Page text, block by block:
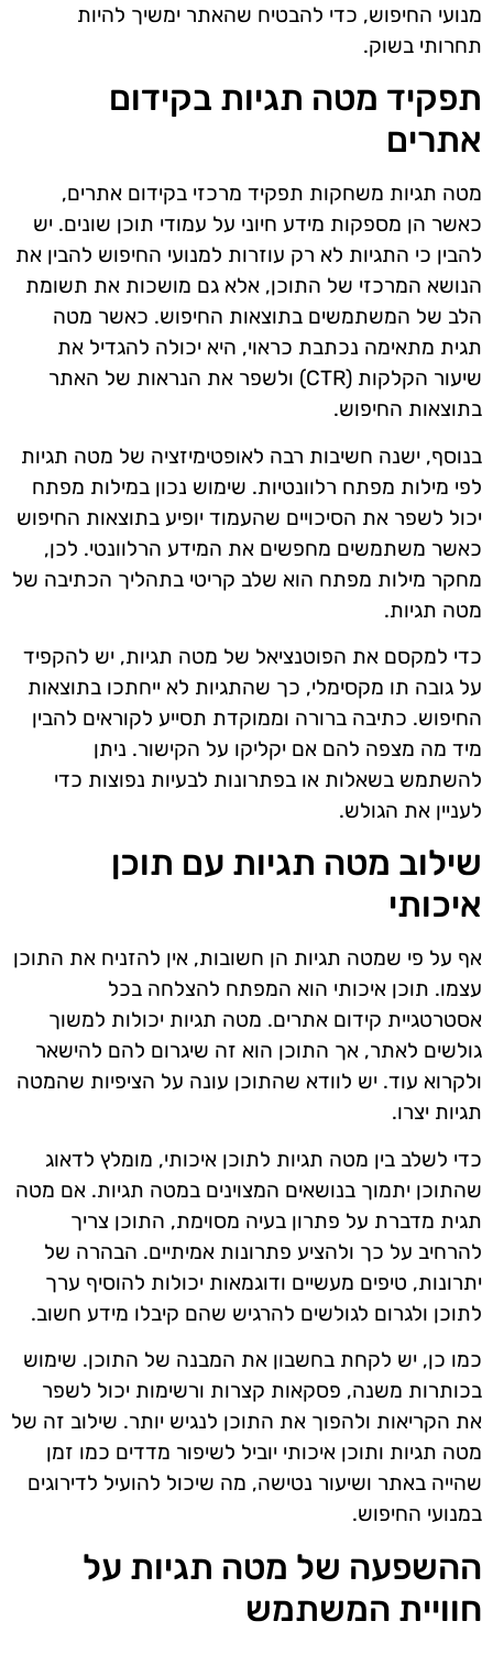
מנועי החיפוש, כדי להבטיח שהאתר ימשיך להיות
תחרותי בשוק.
תפקיד מטה תגיות בקידום
אתרים
מטה תגיות משחקות תפקיד מרכזי בקידום אתרים,
כאשר הן מספקות מידע חיוני על עמודי תוכן שונים. יש
להבין כי התגיות לא רק עוזרות למנועי החיפוש להבין את
הנושא המרכזי של התוכן, אלא גם מושכות את תשומת
הלב של המשתמשים בתוצאות החיפוש. כאשר מטה
תגית מתאימה נכתבת כראוי, היא יכולה להגדיל את
שיעור הקלקות (CTR) ולשפר את הנראות של האתר
בתוצאות החיפוש.
בנוסף, ישנה חשיבות רבה לאופטימיזציה של מטה תגיות
לפי מילות מפתח רלוונטיות. שימוש נכון במילות מפתח
יכול לשפר את הסיכויים שהעמוד יופיע בתוצאות החיפוש
כאשר משתמשים מחפשים את המידע הרלוונטי. לכן,
מחקר מילות מפתח הוא שלב קריטי בתהליך הכתיבה של
מטה תגיות.
כדי למקסם את הפוטנציאל של מטה תגיות, יש להקפיד
על גובה תו מקסימלי, כך שהתגיות לא ייחתכו בתוצאות
החיפוש. כתיבה ברורה וממוקדת תסייע לקוראים להבין
מיד מה מצפה להם אם יקליקו על הקישור. ניתן
להשתמש בשאלות או בפתרונות לבעיות נפוצות כדי
לעניין את הגולש.
שילוב מטה תגיות עם תוכן
איכותי
אף על פי שמטה תגיות הן חשובות, אין להזניח את התוכן
עצמו. תוכן איכותי הוא המפתח להצלחה בכל
אסטרטגיית קידום אתרים. מטה תגיות יכולות למשוך
גולשים לאתר, אך התוכן הוא זה שיגרום להם להישאר
ולקרוא עוד. יש לוודא שהתוכן עונה על הציפיות שהמטה
תגיות יצרו.
כדי לשלב בין מטה תגיות לתוכן איכותי, מומלץ לדאוג
שהתוכן יתמוך בנושאים המצוינים במטה תגיות. אם מטה
תגית מדברת על פתרון בעיה מסוימת, התוכן צריך
להרחיב על כך ולהציע פתרונות אמיתיים. הבהרה של
יתרונות, טיפים מעשיים ודוגמאות יכולות להוסיף ערך
לתוכן ולגרום לגולשים להרגיש שהם קיבלו מידע חשוב.
כמו כן, יש לקחת בחשבון את המבנה של התוכן. שימוש
בכותרות משנה, פסקאות קצרות ורשימות יכול לשפר
את הקריאות ולהפוך את התוכן לנגיש יותר. שילוב זה של
מטה תגיות ותוכן איכותי יוביל לשיפור מדדים כמו זמן
שהייה באתר ושיעור נטישה, מה שיכול להועיל לדירוגים
במנועי החיפוש.
ההשפעה של מטה תגיות על
חוויית המשתמש